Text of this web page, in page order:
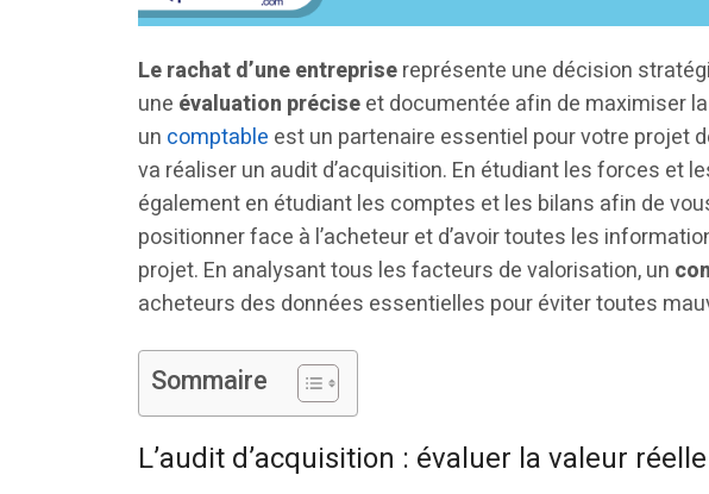
Le rachat d’une entreprisereprésente une décision
une évaluation préciseet documentée afin de maximiser
un comptable est un partenaire essentiel pour votre projet
va réaliser un audit d’acquisition. En étudiant les forces et
également en étudiant les comptes et les bilans afin de
positionner face à l’acheteur et d’avoir toutes les
projet. En analysant tous les facteurs de valorisation, un
acheteurs des données essentielles pour éviter toutes
Sommaire
L’audit d’acquisition : évaluer la valeur